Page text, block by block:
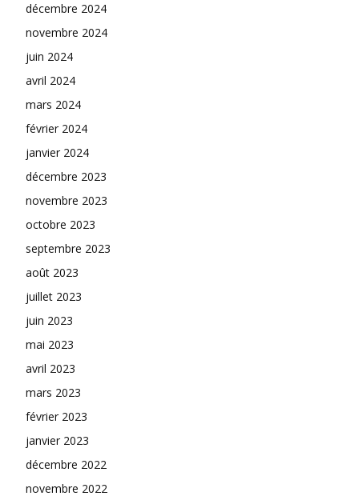
décembre 2024
novembre 2024
juin 2024
avril 2024
mars 2024
février 2024
janvier 2024
décembre 2023
novembre 2023
octobre 2023
septembre 2023
août 2023
juillet 2023
juin 2023
mai 2023
avril 2023
mars 2023
février 2023
janvier 2023
décembre 2022
novembre 2022